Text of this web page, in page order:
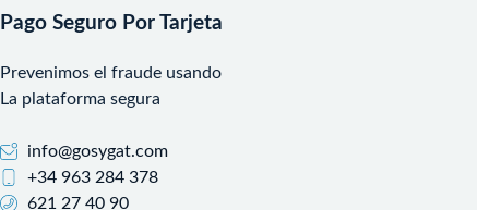
Pago Seguro Por Tarjeta
Prevenimos el fraude usando
La plataforma segura
info@gosygat.com
+34 963 284 378
621 27 40 90